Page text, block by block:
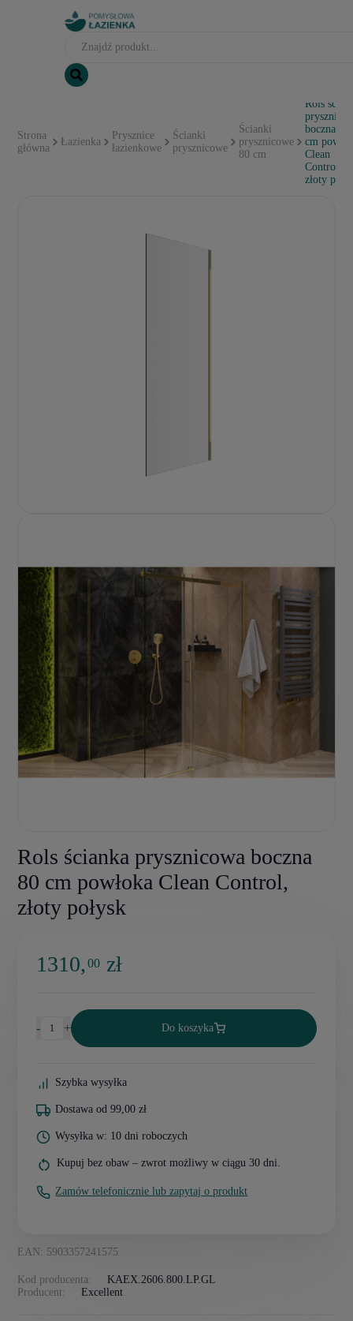
Strona
główna
Łazienka
Prysznice
łazienkowe
Ścianki
prysznicowe
Ścianki
prysznicowe
80 cm
Rols
boczna 80
cm
Clean
Control,
złoty
Rols ścianka prysznicowa boczna
80 cm powłoka Clean Control,
złoty połysk
EAN: 5903357241575
Kod producenta:
KAEX.2606.800.LP.GL
Producent:
Excellent
1310,00 zł
- + Do koszyka
Szybka wysyłka
Dostawa od 99,00 zł
Wysyłka w: 10 dni roboczych
Kupuj bez obaw – zwrot możliwy w ciągu 30 dni.
Zamów telefonicznie lub zapytaj o produkt